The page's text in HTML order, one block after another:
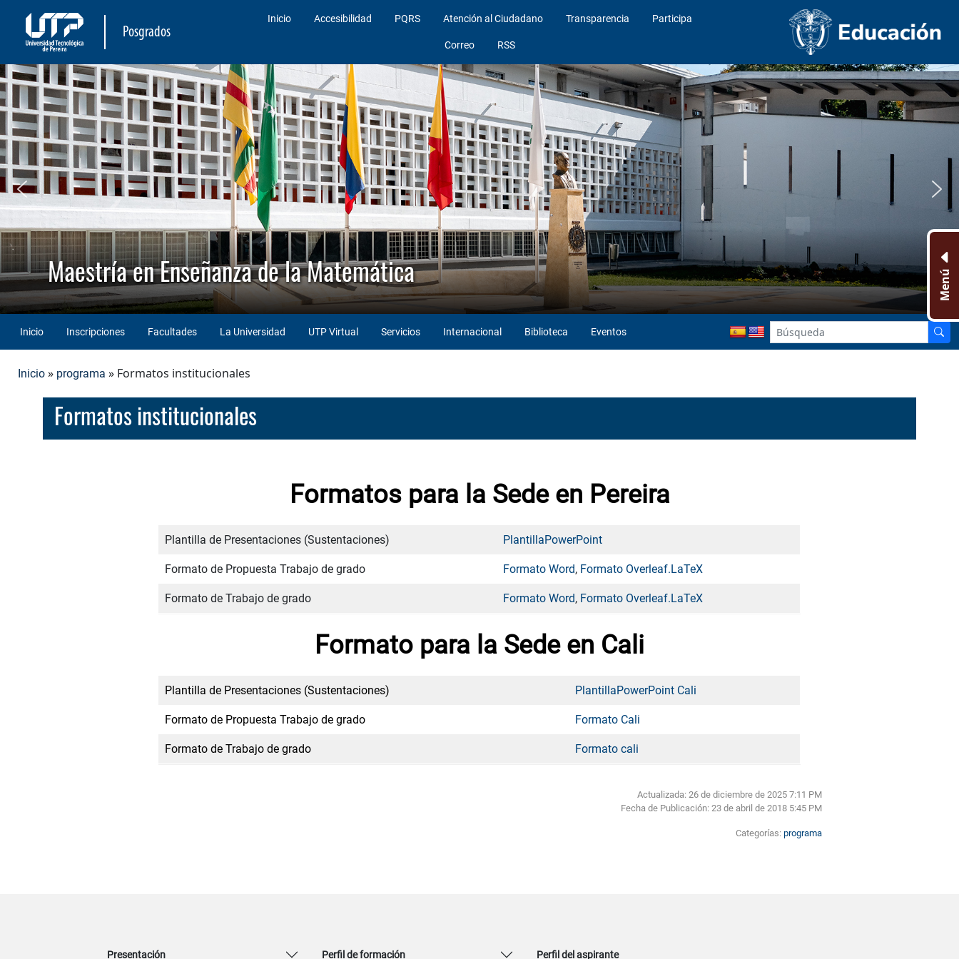
Posgrados
Inicio Accesibilidad PQRS Atención al Ciudadano Transparencia Participa
Correo RSS
Maestría en Enseñanza de la Matemática
Inicio Inscripciones Facultades La Universidad UTP Virtual Servicios Internacional Biblioteca Eventos
Inicio » programa » Formatos institucionales
Formatos institucionales
Formatos para la Sede en Pereira
Plantilla de Presentaciones (Sustentaciones) PlantillaPowerPoint
Formato de Propuesta Trabajo de grado Formato Word, Formato Overleaf.LaTeX
Formato de Trabajo de grado Formato Word, Formato Overleaf.LaTeX
Formato para la Sede en Cali
Plantilla de Presentaciones (Sustentaciones) PlantillaPowerPoint Cali
Formato de Propuesta Trabajo de grado Formato Cali
Formato de Trabajo de grado Formato cali
Actualizada: 26 de diciembre de 2025 7:11 PM
Fecha de Publicación: 23 de abril de 2018 5:45 PM
Categorías: programa
Menú
Presentación Perfil de formación Perfil del aspirante